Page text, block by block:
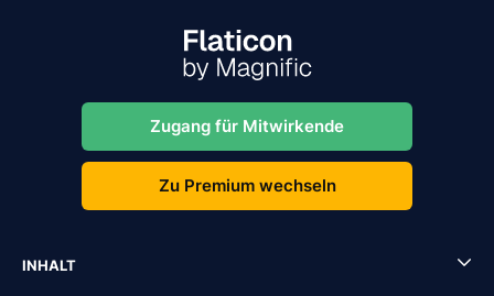
Zugang für Mitwirkende
Zu Premium wechseln
INHALT